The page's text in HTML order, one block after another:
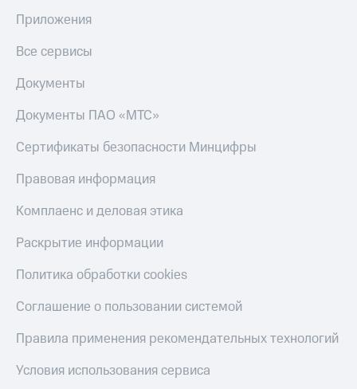
Приложения
Все сервисы
Документы
Документы ПАО «МТС»
Сертификаты безопасности Минцифры
Правовая информация
Комплаенс и деловая этика
Раскрытие информации
Политика обработки cookies
Соглашение о пользовании системой
Правила применения рекомендательных технологий
Условия использования сервиса